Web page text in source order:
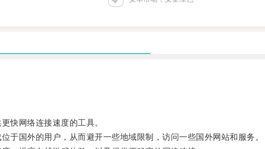
网络连接速度的工具。
国外的用户，从而避开一些地域限制，访问一些国外网站和服务。